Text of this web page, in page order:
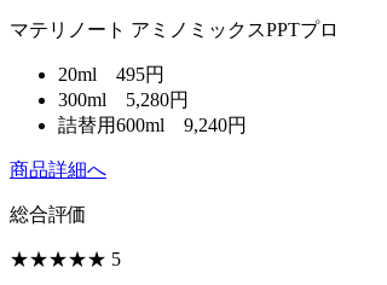
マテリノート アミノミックスPPTプロ
20ml 495円
300ml 5,280円
詰替用600ml 9,240円
商品詳細へ
総合評価
★★★★★ 5